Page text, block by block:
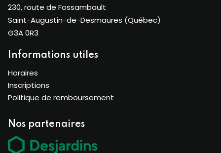
230, route de Fossambault
Saint-Augustin-de-Desmaures (Québec)
G3A 0R3
Informations utiles
Horaires
Inscriptions
Politique de remboursement
Nos partenaires